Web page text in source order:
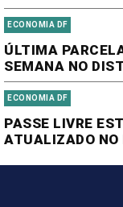
ECONOMIA DF
ÚLTIMA
SEMANA NO
ECONOMIA DF
PASSE LIVRE
ATUALIZADO NO